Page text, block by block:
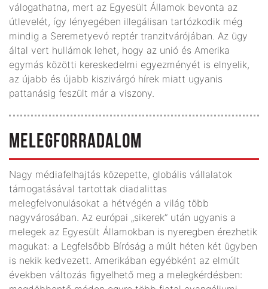
válogathatna, mert az Egyesült Államok bevonta az
útlevelét, így lényegében illegálisan tartózkodik még
mindig a Seremetyevó reptér tranzitvárójában. Az ügy
által vert hullámok lehet, hogy az unió és Amerika
egymás közötti kereskedelmi egyezményét is elnyelik,
az újabb és újabb kiszivárgó hírek miatt ugyanis
pattanásig feszült már a viszony.
MELEGFORRADALOM
Nagy médiafelhajtás közepette, globális vállalatok
támogatásával tartottak diadalittas
melegfelvonulásokat a hétvégén a világ több
nagyvárosában. Az európai „sikerek” után ugyanis a
melegek az Egyesült Államokban is nyeregben érezhetik
magukat: a Legfelsőbb Bíróság a múlt héten két ügyben
is nekik kedvezett. Amerikában egyébként az elmúlt
években változás figyelhető meg a melegkérdésben: